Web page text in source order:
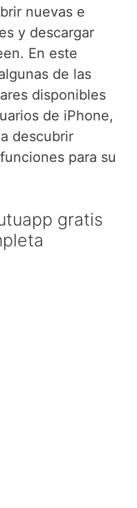
nuevas e
y descargar
En este
de las
disponibles
de iPhone,
descubrir
para su
gratis